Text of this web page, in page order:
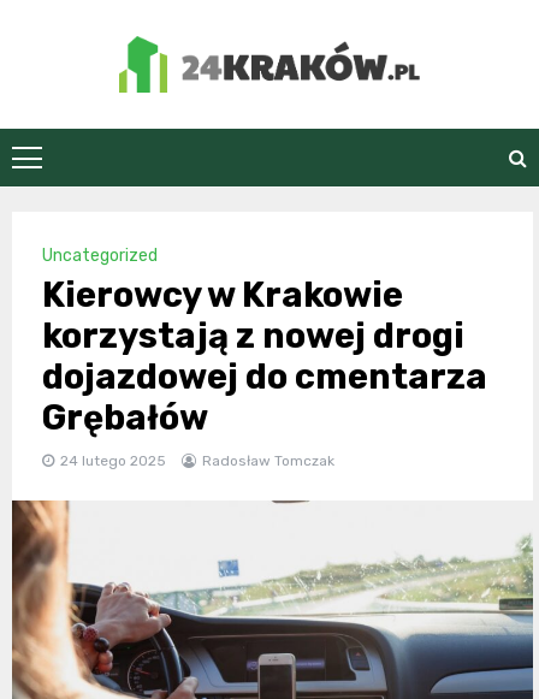
24Kraków.pl
Uncategorized
Kierowcy w Krakowie
korzystają z nowej drogi
dojazdowej do cmentarza
Grębałów
24 lutego 2025 Radosław Tomczak